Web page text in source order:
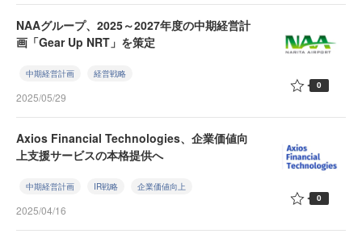
NAAグループ、2025～2027年度の中期経営計
画「Gear Up NRT」を策定
中期経営計画 経営戦略
2025/05/29
0
Axios Financial Technologies、企業価値向
上支援サービスの本格提供へ
中期経営計画 IR戦略 企業価値向上
2025/04/16
0